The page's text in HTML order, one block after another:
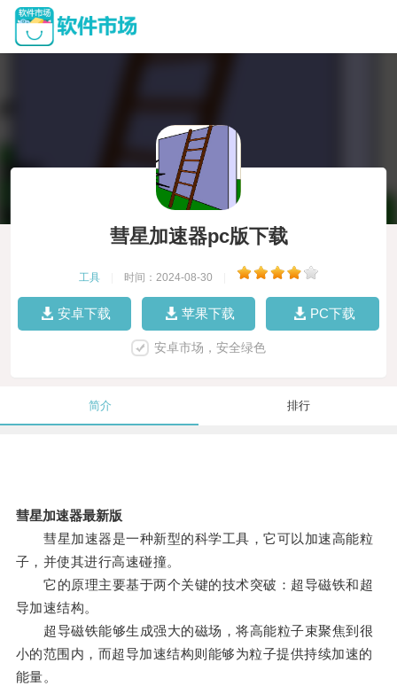
彗星加速器pc版下载
工具 时间：2024-08-30
安卓下载 苹果下载 PC下载
安卓市场，安全绿色
简介 排行
彗星加速器最新版
彗星加速器是一种新型的科学工具，它可以加速高能粒
子，并使其进行高速碰撞。
它的原理主要基于两个关键的技术突破：超导磁铁和超
导加速结构。
超导磁铁能够生成强大的磁场，将高能粒子束聚焦到很
小的范围内，而超导加速结构则能够为粒子提供持续加速的
能量。